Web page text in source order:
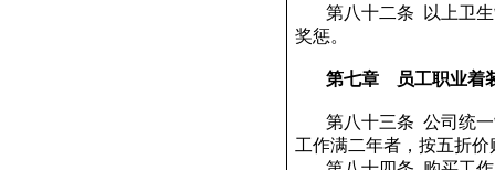
第八十二条
以上卫
奖惩。
第七章 员工职业着
第八十三条 公司统
工作满二年者，按五折